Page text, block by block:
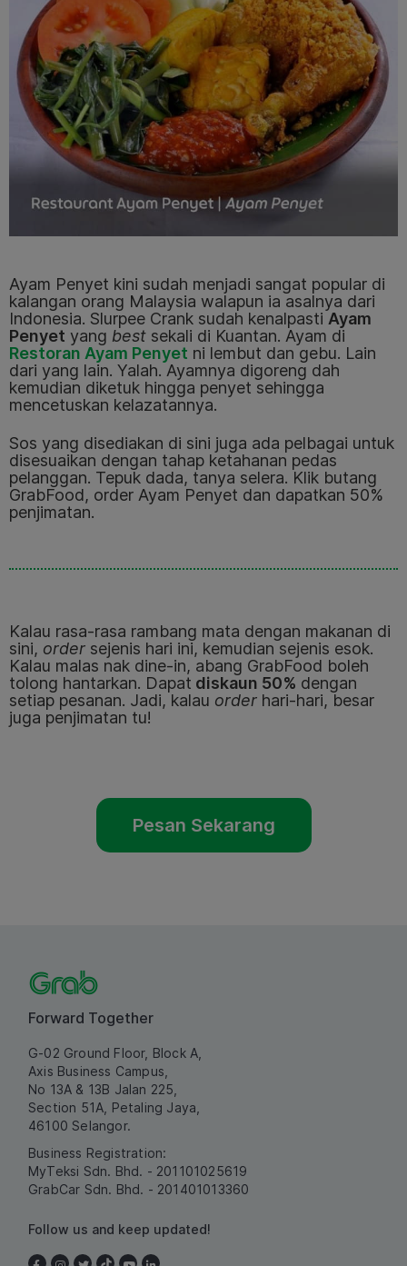
Ayam Penyet kini sudah menjadi sangat popular di
kalangan orang Malaysia walapun ia asalnya dari
Indonesia. Slurpee Crank sudah kenalpasti Ayam
Penyet yang best sekali di Kuantan. Ayam di
Restoran Ayam Penyet ni lembut dan gebu. Lain
dari yang lain. Yalah. Ayamnya digoreng dah
kemudian diketuk hingga penyet sehingga
mencetuskan kelazatannya.
Sos yang disediakan di sini juga ada pelbagai untuk
disesuaikan dengan tahap ketahanan pedas
pelanggan. Tepuk dada, tanya selera. Klik butang
GrabFood, order Ayam Penyet dan dapatkan 50%
penjimatan.
Kalau rasa-rasa rambang mata dengan makanan di
sini, order sejenis hari ini, kemudian sejenis esok.
Kalau malas nak dine-in, abang GrabFood boleh
tolong hantarkan. Dapat diskaun 50% dengan
setiap pesanan. Jadi, kalau order hari-hari, besar
juga penjimatan tu!
Pesan Sekarang
Forward Together
G-02 Ground Floor, Block A,
Axis Business Campus,
No 13A & 13B Jalan 225,
Section 51A, Petaling Jaya,
46100 Selangor.
Business Registration:
MyTeksi Sdn. Bhd. - 201101025619
GrabCar Sdn. Bhd. - 201401013360
Follow us and keep updated!